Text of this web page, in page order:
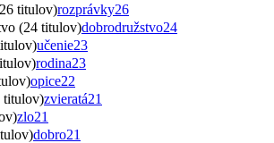
titulov)rozprávky26
(24 titulov)dobrodružstvo24
učenie23
rodina23
opice22
titulov)zvieratá21
zlo21
dobro21